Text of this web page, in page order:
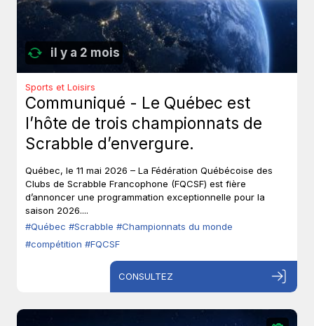
il y a 2 mois
Sports et Loisirs
Communiqué - Le Québec est
l’hôte de trois championnats de
Scrabble d’envergure.
Québec, le 11 mai 2026 – La Fédération Québécoise des
Clubs de Scrabble Francophone (FQCSF) est fière
d’annoncer une programmation exceptionnelle pour la
saison 2026....
#Québec #Scrabble #Championnats du monde
#compétition #FQCSF
CONSULTEZ